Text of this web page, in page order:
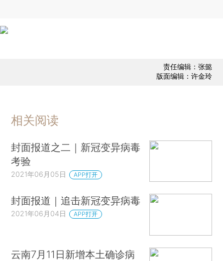
责任编辑：张懿
版面编辑：许金玲
相关阅读
封面报道之二｜新冠变异病毒
考验
2021年06月05日 APP打开
封面报道｜追击新冠变异病毒
2021年06月04日 APP打开
云南7月11日新增本土确诊病